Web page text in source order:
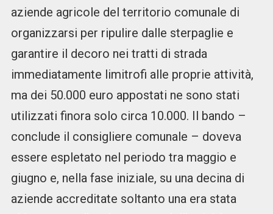
aziende agricole del territorio comunale di
organizzarsi per ripulire dalle sterpaglie e
garantire il decoro nei tratti di strada
immediatamente limitrofi alle proprie attività,
ma dei 50.000 euro appostati ne sono stati
utilizzati finora solo circa 10.000. Il bando –
conclude il consigliere comunale – doveva
essere espletato nel periodo tra maggio e
giugno e, nella fase iniziale, su una decina di
aziende accreditate soltanto una era stata